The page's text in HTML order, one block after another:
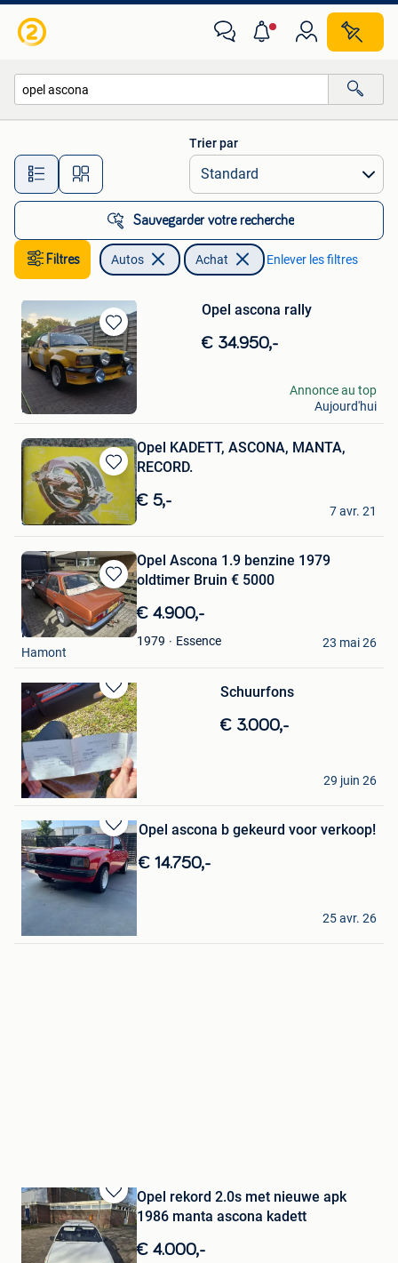
Toutes les distances…
Trier par
Sauvegarder votre recherche
Filtres Autos Achat Enlever les filtres
Sauvegarder
dans
Mes
Favoris
Opel ascona rally
€ 34.950,-
Sjoor motorsport
Bocholt
Annonce au top
Aujourd'hui
Sauvegarder
dans
Mes
Favoris
Opel KADETT, ASCONA, MANTA,
RECORD.
€ 5,-
Guido
Sint-Niklaas
7 avr. 21
Sauvegarder
dans
Mes
Favoris
Opel Ascona 1.9 benzine 1979
oldtimer Bruin € 5000
€ 4.900,-
1979 Essence
Rick
Hamont
23 mai 26
Sauvegarder
dans
Mes
Favoris
Schuurfons
€ 3.000,-
Benny
Meerhout
29 juin 26
Sauvegarder
dans
Mes
Favoris
Opel ascona b gekeurd voor verkoop!
€ 14.750,-
joran
25 avr. 26
Sauvegarder
dans
Mes
Favoris
Opel rekord 2.0s met nieuwe apk
1986 manta ascona kadett
€ 4.000,-